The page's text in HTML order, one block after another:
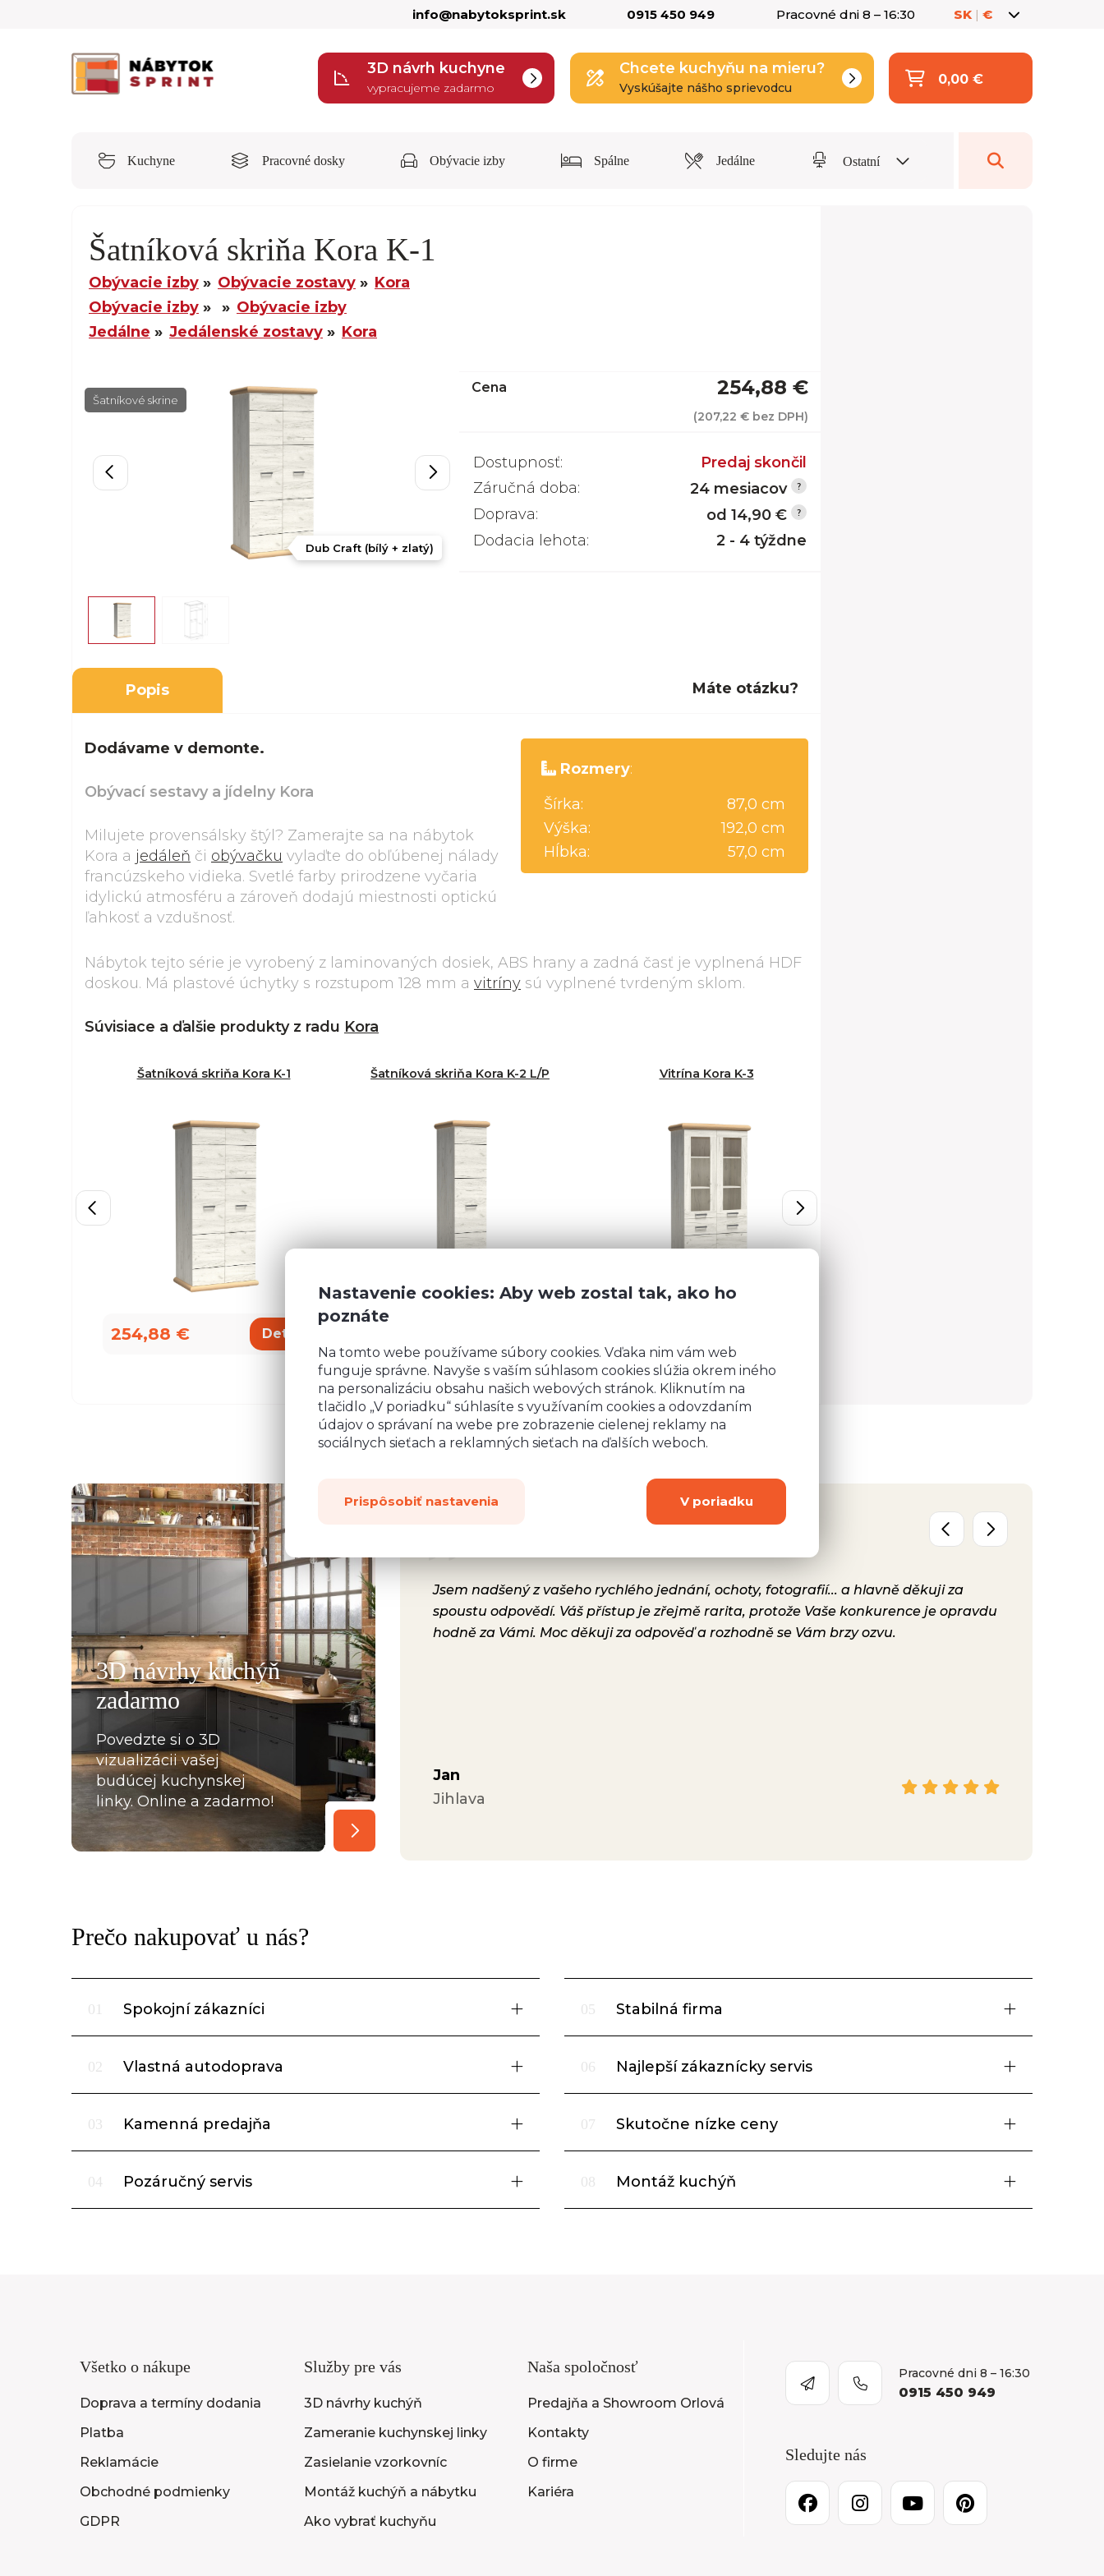
info@nabytoksprint.sk 0915 450 949 Pracovné dni 8 – 16:30 SK | €
3D návrh kuchyne
vypracujeme zadarmo
Chcete kuchyňu na mieru?
Vyskúšajte nášho sprievodcu
0,00 €
Kuchyne Pracovné dosky Obývacie izby Spálne Jedálne Ostatní
Šatníková skriňa Kora K-1
Obývacie izby Obývacie zostavy
Kora
Obývacie izby
Obývacie izby
Jedálne
Jedálenské zostavy Kora
Šatníkové skrine
Dub Craft (bílý + zlatý)
Cena 254,88 €
(207,22 € bez DPH)
Dostupnosť:
Predaj skončil
Záručná doba:
24 mesiacov
Doprava:
od 14,90 €
Dodacia lehota:
2 - 4 týždne
Popis Máte otázku?
Rozmery:
Šírka:
87,0 cm
Výška:
192,0 cm
Hĺbka:
57,0 cm
Dodávame v demonte.
Obývací sestavy a jídelny Kora
Milujete provensálsky štýl? Zamerajte sa na nábytok
Kora a jedáleň či obývačku vylaďte do obľúbenej nálady
francúzskeho vidieka. Svetlé farby prirodzene vyčaria
idylickú atmosféru a zároveň dodajú miestnosti optickú
ľahkosť a vzdušnosť.
Nábytok tejto série je vyrobený z laminovaných dosiek, ABS hrany a zadná časť je vyplnená HDF
doskou. Má plastové úchytky s rozstupom 128 mm a vitríny sú vyplnené tvrdeným sklom.
Súvisiace a ďalšie produkty z radu Kora
Šatníková skriňa Kora K-1
254,88 € Detail
Šatníková skriňa Kora K-2 L/P Vitrína Kora K-3
3D návrhy kuchýň
zadarmo
Povedzte si o 3D
vizualizácii vašej
budúcej kuchynskej
linky. Online a zadarmo!
deseti. Kuchyň je krásná a kvalitní. Ochotný personál,
mi pomohla se vším a komunikovala ihned, bez prodlení.
které jsme postupně upravovaly, stejně tak mi poslala i
pracovních desek a korpusů skříní. Montéři u nás strávili
s každou překážkou, která na ně ať už ze strany
křivých zdí apod., vykoukla. Nakonec při předání
Jsem nadšený z vašeho rychlého jednání, ochoty, fotografií... a hlavně děkuji za
spoustu odpovědí. Váš přístup je zřejmě rarita, protože Vaše konkurence je opravdu
hodně za Vámi. Moc děkuji za odpověď a rozhodně se Vám brzy ozvu.
Jan
Jihlava
Prečo nakupovať u nás?
01 Spokojní zákazníci
02 Vlastná autodoprava
03 Kamenná predajňa
04 Pozáručný servis
05 Stabilná firma
06 Najlepší zákaznícky servis
07 Skutočne nízke ceny
08 Montáž kuchýň
Všetko o nákupe
Doprava a termíny dodania
Platba
Reklamácie
Obchodné podmienky
GDPR
Služby pre vás
3D návrhy kuchýň
Zameranie kuchynskej linky
Zasielanie vzorkovníc
Montáž kuchýň a nábytku
Ako vybrať kuchyňu
Naša spoločnosť
Predajňa a Showroom Orlová
Kontakty
O firme
Kariéra
Pracovné dni 8 – 16:30
0915 450 949
Sledujte nás
Nastavenie cookies: Aby web zostal tak, ako ho
poznáte
Na tomto webe používame súbory cookies. Vďaka nim vám web
funguje správne. Navyše s vaším súhlasom cookies slúžia okrem iného
na personalizáciu obsahu našich webových stránok. Kliknutím na
tlačidlo „V poriadku“ súhlasíte s využívaním cookies a odovzdaním
údajov o správaní na webe pre zobrazenie cielenej reklamy na
sociálnych sieťach a reklamných sieťach na ďalších weboch.
Prispôsobiť nastavenia V poriadku